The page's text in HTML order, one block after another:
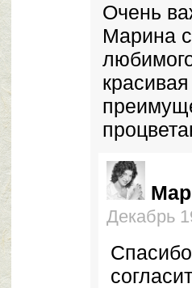
Очень
Марина
Декабрь